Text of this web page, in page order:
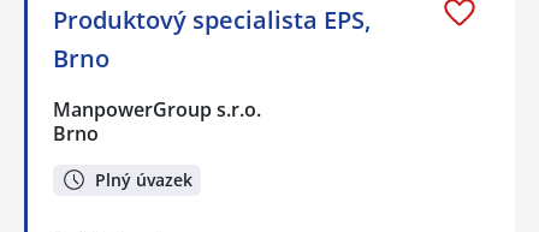
Produktový specialista EPS,
Brno
ManpowerGroup s.r.o.
Brno
Plný úvazek